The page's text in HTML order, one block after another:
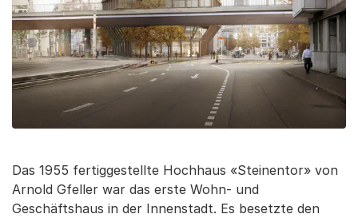
Das 1955 fertiggestellte Hochhaus «Steinentor» von
Arnold Gfeller war das erste Wohn- und
Geschäftshaus in der Innenstadt. Es besetzte den